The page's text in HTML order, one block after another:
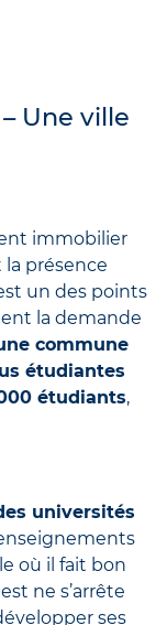
Une ville
immobilier
la présence
un des points
la demande
commune
étudiantes
étudiants,
universités
où il fait bon
ne s’arrête
ses